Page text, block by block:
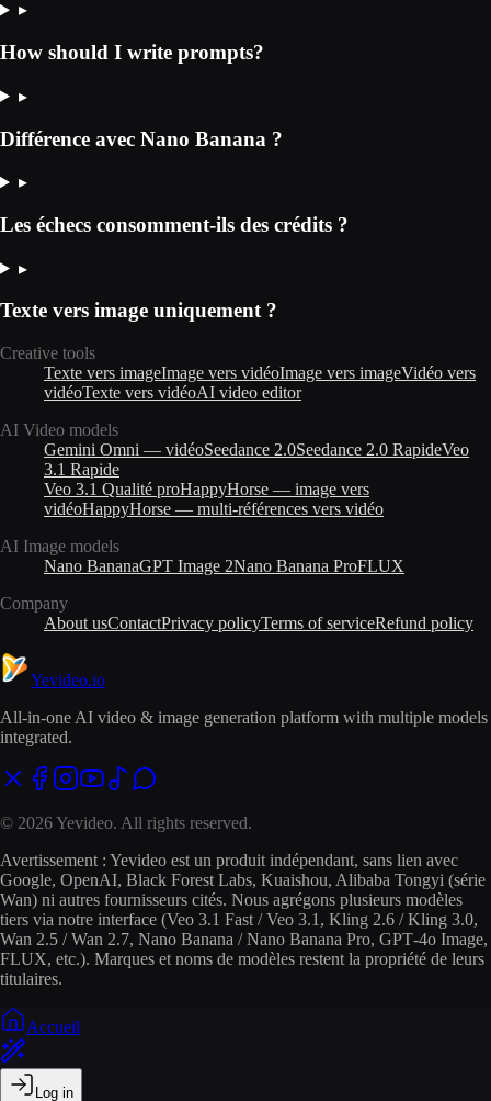
▸
How should I write prompts?
▸
Différence avec Nano Banana ?
▸
Les échecs consomment-ils des crédits ?
▸
Texte vers image uniquement ?
Creative tools
Texte vers imageImage vers vidéoImage vers imageVidéo vers
vidéoTexte vers vidéoAI video editor
AI Video models
Gemini Omni — vidéoSeedance 2.0Seedance 2.0 RapideVeo
3.1 Rapide
Veo 3.1 Qualité proHappyHorse — image vers
vidéoHappyHorse — multi-références vers vidéo
AI Image models
Nano BananaGPT Image 2Nano Banana ProFLUX
Company
About usContactPrivacy policyTerms of serviceRefund policy
Yevideo.io
All-in-one AI video & image generation platform with multiple models
integrated.
© 2026 Yevideo. All rights reserved.
Avertissement : Yevideo est un produit indépendant, sans lien avec
Google, OpenAI, Black Forest Labs, Kuaishou, Alibaba Tongyi (série
Wan) ni autres fournisseurs cités. Nous agrégons plusieurs modèles
tiers via notre interface (Veo 3.1 Fast / Veo 3.1, Kling 2.6 / Kling 3.0,
Wan 2.5 / Wan 2.7, Nano Banana / Nano Banana Pro, GPT‑4o Image,
FLUX, etc.). Marques et noms de modèles restent la propriété de leurs
titulaires.
Accueil
Log in